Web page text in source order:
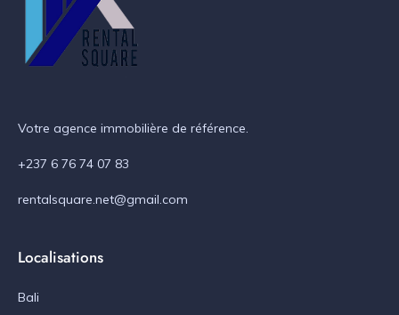
Votre agence immobilière de référence.
+237 6 76 74 07 83
rentalsquare.net@gmail.com
Localisations
Bali